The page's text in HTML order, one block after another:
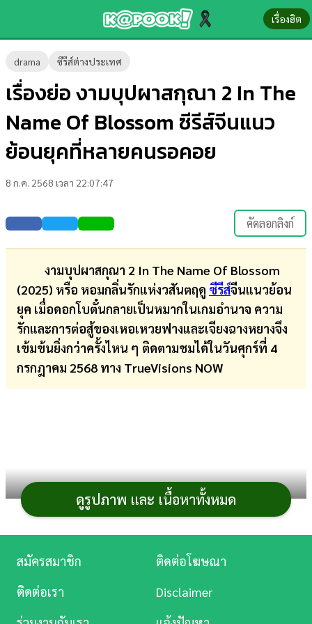
เรื่องฮิต
drama ซีรีส์ต่างประเทศ
เรื่องย่อ งามบุปผาสกุณา 2 In The
Name Of Blossom ซีรีส์จีนแนว
ย้อนยุคที่หลายคนรอคอย
8 ก.ค. 2568 เวลา 22:07:47
คัดลอกลิงก์
งามบุปผาสกุณา 2 In The Name Of Blossom
(2025) หรือ หอมกลิ่นรักแห่งวสันตฤดู ซีรีส์จีนแนวย้อน
ยุค เมื่อดอกโบตั๋นกลายเป็นหมากในเกมอำนาจ ความ
รักและการต่อสู้ของเหอเหวยฟางและเจียงฉางหยางจึง
เข้มข้นยิ่งกว่าครั้งไหน ๆ ติดตามชมได้ในวันศุกร์ที่ 4
กรกฎาคม 2568 ทาง TrueVisions NOW
ดูรูปภาพ และ เนื้อหาทั้งหมด
ข่าว-
ความ
รู้
บันเทิง
ตรวจ
หวย
บอล
สด
การ
เงิน
การ
ดู
หนัง
สมัครสมาชิก
ติดต่อโฆษณา
ติดต่อเรา
Disclaimer